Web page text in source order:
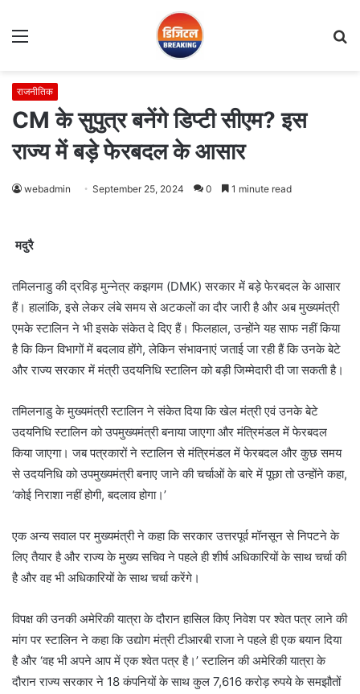
Menu
राजनीतिक
CM के सुपुत्र बनेंगे डिप्टी सीएम? इस
राज्य में बड़े फेरबदल के आसार
webadmin September 25, 2024 0 1 minute read
मदुरै
तमिलनाडु की द्रविड़ मुन्नेत्र कझगम (DMK) सरकार में बड़े फेरबदल के आसार
हैं। हालांकि, इसे लेकर लंबे समय से अटकलों का दौर जारी है और अब मुख्यमंत्री
एमके स्टालिन ने भी इसके संकेत दे दिए हैं। फिलहाल, उन्होंने यह साफ नहीं किया
है कि किन विभागों में बदलाव होंगे, लेकिन संभावनाएं जताई जा रही हैं कि उनके बेटे
और राज्य सरकार में मंत्री उदयनिधि स्टालिन को बड़ी जिम्मेदारी दी जा सकती है।
तमिलनाडु के मुख्यमंत्री स्टालिन ने संकेत दिया कि खेल मंत्री एवं उनके बेटे
उदयनिधि स्टालिन को उपमुख्यमंत्री बनाया जाएगा और मंत्रिमंडल में फेरबदल
किया जाएगा। जब पत्रकारों ने स्टालिन से मंत्रिमंडल में फेरबदल और कुछ समय
से उदयनिधि को उपमुख्यमंत्री बनाए जाने की चर्चाओं के बारे में पूछा तो उन्होंने कहा,
‘कोई निराशा नहीं होगी, बदलाव होगा।’
एक अन्य सवाल पर मुख्यमंत्री ने कहा कि सरकार उत्तरपूर्व मॉनसून से निपटने के
लिए तैयार है और राज्य के मुख्य सचिव ने पहले ही शीर्ष अधिकारियों के साथ चर्चा की
है और वह भी अधिकारियों के साथ चर्चा करेंगे।
विपक्ष की उनकी अमेरिकी यात्रा के दौरान हासिल किए निवेश पर श्वेत पत्र लाने की
मांग पर स्टालिन ने कहा कि उद्योग मंत्री टीआरबी राजा ने पहले ही एक बयान दिया
है और ‘वह भी अपने आप में एक श्वेत पत्र है।’ स्टालिन की अमेरिकी यात्रा के
दौरान राज्य सरकार ने 18 कंपनियों के साथ कुल 7,616 करोड़ रुपये के समझौतों